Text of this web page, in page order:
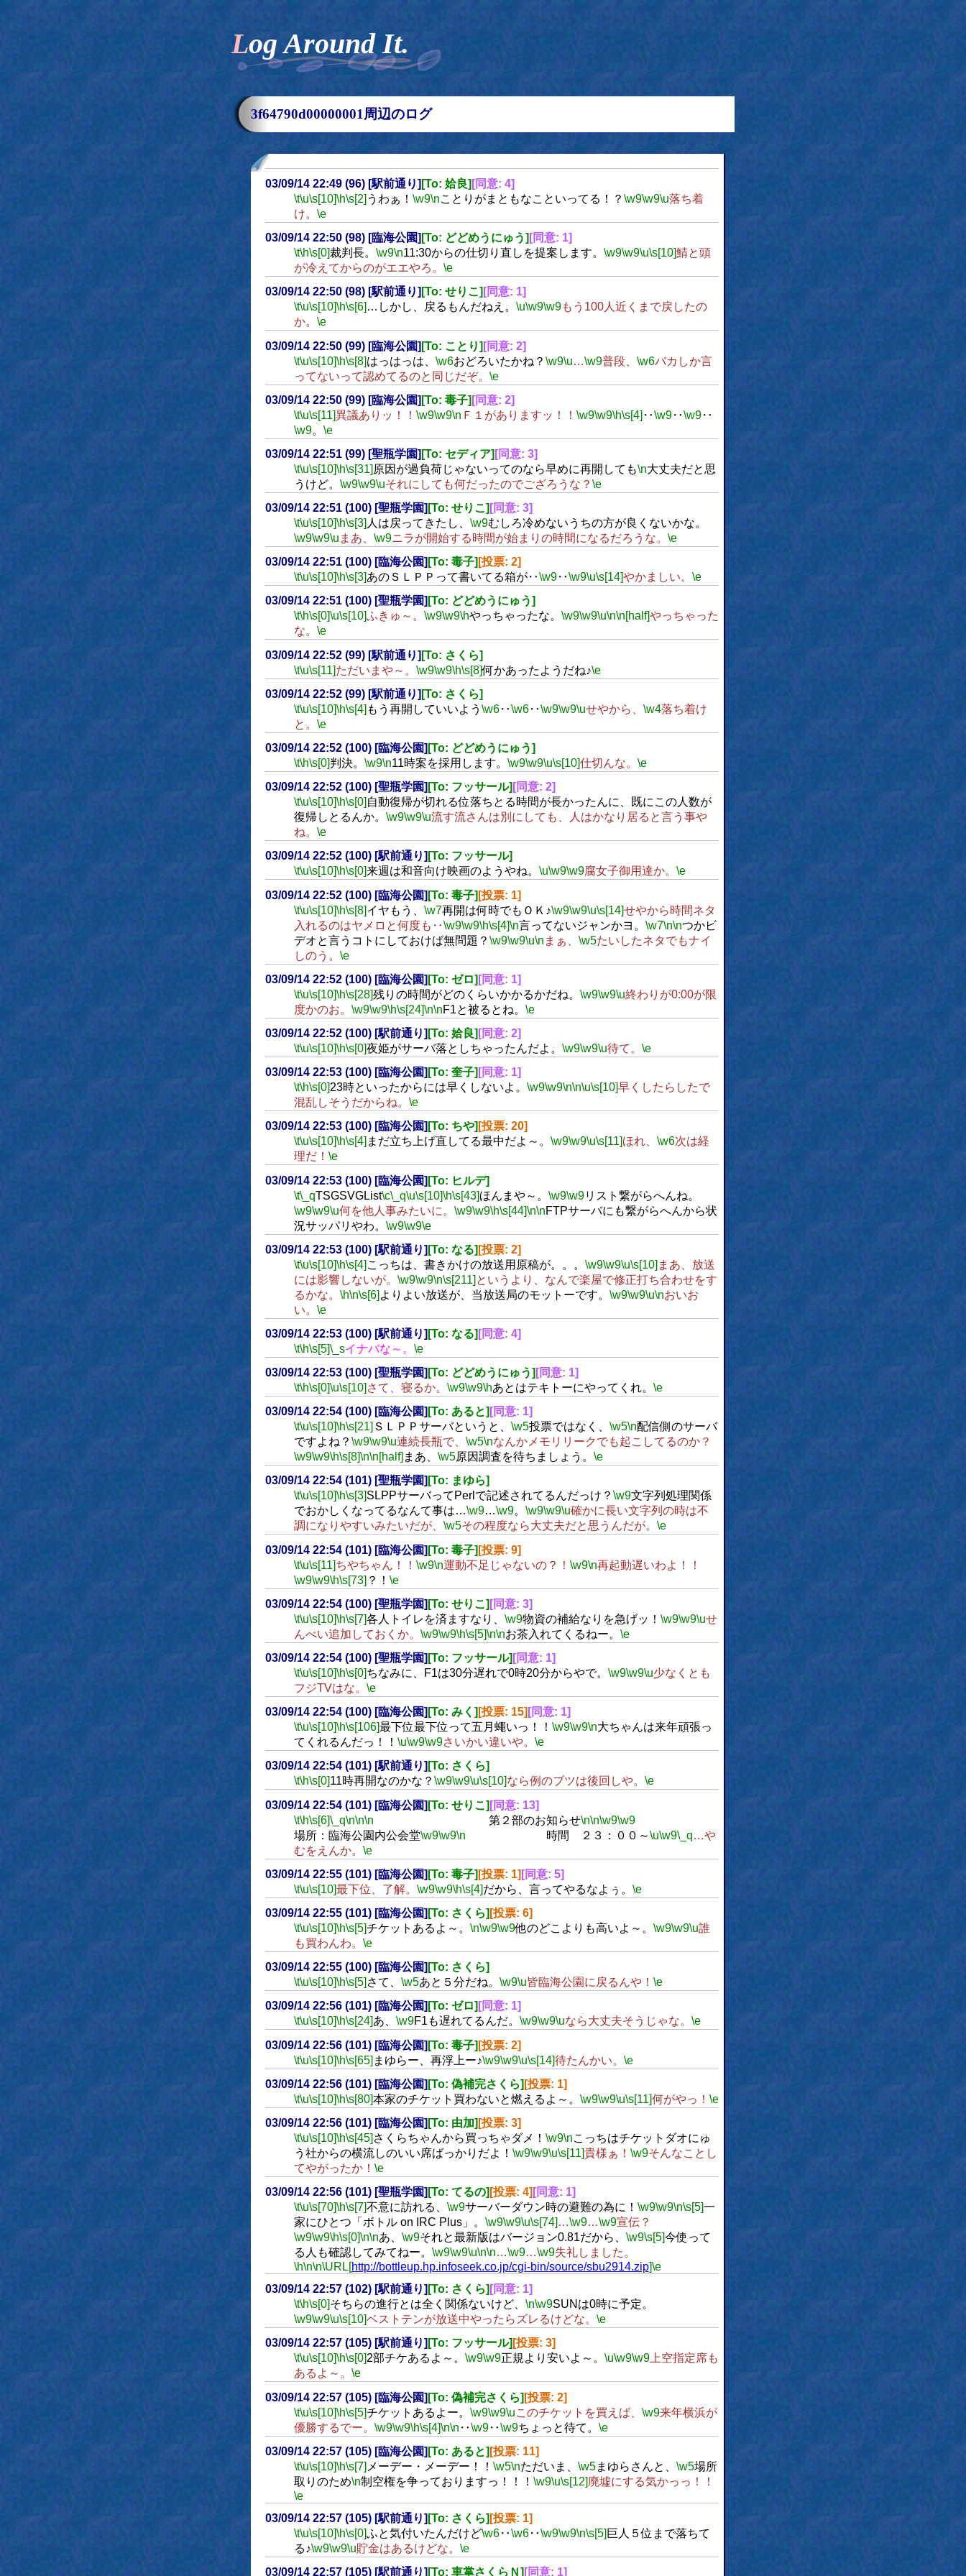
Log Around It.
3f64790d00000001周辺のログ
03/09/14 22:49 (96) [駅前通り] [To: 姶良] [同意: 4]
\t\u\s[10]\h\s[2] うわぁ！ \w9\nことりがまともなこといってる！？ \w9\w9\u落ち着
け。 \e
03/09/14 22:50 (98) [臨海公園] [To: どどめうにゅう] [同意: 1]
\t\h\s[0]裁判長。 \w9\n11:30からの仕切り直しを提案します。 \w9\w9\u\s[10]鯖と頭
が冷えてからのがエエやろ。 \e
03/09/14 22:50 (98) [駅前通り] [To: せりこ] [同意: 1]
\t\u\s[10]\h\s[6] …しかし、戻るもんだねえ。 \u\w9\w9もう100人近くまで戻したの
か。 \e
03/09/14 22:50 (99) [臨海公園] [To: ことり] [同意: 2]
\t\u\s[10]\h\s[8]はっはっは、 \w6おどろいたかね？ \w9\u…\w9普段、 \w6バカしか言
ってないって認めてるのと同じだぞ。 \e
03/09/14 22:50 (99) [臨海公園] [To: 毒子] [同意: 2]
\t\u\s[11]異議ありッ！！ \w9\w9\n Ｆ１がありますッ！！ \w9\w9\h\s[4] ‥\w9‥\w9‥
\w9。 \e
03/09/14 22:51 (99) [聖瓶学園] [To: セディア] [同意: 3]
\t\u\s[10]\h\s[31] 原因が過負荷じゃないってのなら早めに再開しても\n大丈夫だと思
うけど。 \w9\w9\uそれにしても何だったのでござろうな？ \e
03/09/14 22:51 (100) [聖瓶学園] [To: せりこ] [同意: 3]
\t\u\s[10]\h\s[3] 人は戻ってきたし、 \w9むしろ冷めないうちの方が良くないかな。
\w9\w9\u まあ、 \w9ニラが開始する時間が始まりの時間になるだろうな。 \e
03/09/14 22:51 (100) [臨海公園] [To: 毒子] [投票: 2]
\t\u\s[10]\h\s[3]あのＳＬＰＰって書いてる箱が‥\w9‥\w9\u\s[14]やかましい。 \e
03/09/14 22:51 (100) [聖瓶学園] [To: どどめうにゅう]
\t\h\s[0] \u\s[10] ふきゅ～。 \w9\w9\hやっちゃったな。 \w9\w9\u\n\n[half]やっちゃった
な。 \e
03/09/14 22:52 (99) [駅前通り] [To: さくら]
\t\u\s[11]ただいまや～。 \w9\w9\h\s[8]何かあったようだね♪\e
03/09/14 22:52 (99) [駅前通り] [To: さくら]
\t\u\s[10]\h\s[4] もう再開していいよう \w6‥\w6‥\w9\w9\uせやから、 \w4落ち着け
と。 \e
03/09/14 22:52 (100) [臨海公園] [To: どどめうにゅう]
\t\h\s[0]判決。 \w9\n11時案を採用します。 \w9\w9\u\s[10]仕切んな。 \e
03/09/14 22:52 (100) [聖瓶学園] [To: フッサール] [同意: 2]
\t\u\s[10]\h\s[0] 自動復帰が切れる位落ちとる時間が長かったんに、既にこの人数が
復帰しとるんか。 \w9\w9\u流す流さんは別にしても、人はかなり居ると言う事や
ね。 \e
03/09/14 22:52 (100) [駅前通り] [To: フッサール]
\t\u\s[10]\h\s[0]来週は和音向け映画のようやね。 \u\w9\w9腐女子御用達か。 \e
03/09/14 22:52 (100) [臨海公園] [To: 毒子] [投票: 1]
\t\u\s[10]\h\s[8]イヤもう、 \w7再開は何時でもＯＫ♪\w9\w9\u\s[14]せやから時間ネタ
入れるのはヤメロと何度も‥\w9\w9\h\s[4]\n言ってないジャンかヨ。 \w7\n\nつかビ
デオと言うコトにしておけば無問題？ \w9\w9\u\n まぁ、 \w5たいしたネタでもナイ
しのう。 \e
03/09/14 22:52 (100) [臨海公園] [To: ゼロ] [同意: 1]
\t\u\s[10]\h\s[28]残りの時間がどのくらいかかるかだね。 \w9\w9\u終わりが0:00が限
度かのお。 \w9\w9\h\s[24]\n\nF1と被るとね。 \e
03/09/14 22:52 (100) [駅前通り] [To: 姶良] [同意: 2]
\t\u\s[10]\h\s[0]夜姫がサーバ落としちゃったんだよ。 \w9\w9\u待て。 \e
03/09/14 22:53 (100) [臨海公園] [To: 奎子] [同意: 1]
\t\h\s[0]23時といったからには早くしないよ。 \w9\w9\n\n\u\s[10]早くしたらしたで
混乱しそうだからね。 \e
03/09/14 22:53 (100) [臨海公園] [To: ちや] [投票: 20]
\t\u\s[10]\h\s[4] まだ立ち上げ直してる最中だよ～。 \w9\w9\u\s[11]ほれ、 \w6次は経
理だ！ \e
03/09/14 22:53 (100) [臨海公園] [To: ヒルデ]
\t\_qTSGSVGList\c\_q\u\s[10]\h\s[43]ほんまや～。 \w9\w9リスト繋がらへんね。
\w9\w9\u何を他人事みたいに。 \w9\w9\h\s[44]\n\nFTPサーバにも繋がらへんから状
況サッパリやわ。 \w9\w9\e
03/09/14 22:53 (100) [駅前通り] [To: なる] [投票: 2]
\t\u\s[10]\h\s[4] こっちは、書きかけの放送用原稿が。。。 \w9\w9\u\s[10] まあ、放送
には影響しないが。 \w9\w9\n\s[211] というより、なんで楽屋で修正打ち合わせをす
るかな。 \h\n\s[6] よりよい放送が、当放送局のモットーです。 \w9\w9\u\nおいお
い。 \e
03/09/14 22:53 (100) [駅前通り] [To: なる] [同意: 4]
\t\h\s[5]\_sイナバな～。 \e
03/09/14 22:53 (100) [聖瓶学園] [To: どどめうにゅう] [同意: 1]
\t\h\s[0]\u\s[10] さて、寝るか。 \w9\w9\hあとはテキトーにやってくれ。 \e
03/09/14 22:54 (100) [臨海公園] [To: あると] [同意: 1]
\t\u\s[10]\h\s[21] ＳＬＰＰサーバというと、 \w5投票ではなく、 \w5\n配信側のサーバ
ですよね？ \w9\w9\u連続長瓶で、 \w5\nなんかメモリリークでも起こしてるのか？
\w9\w9\h\s[8]\n\n[half] まあ、 \w5原因調査を待ちましょう。 \e
03/09/14 22:54 (101) [聖瓶学園] [To: まゆら]
\t\u\s[10] \h\s[3] SLPPサーバってPerlで記述されてるんだっけ？ \w9文字列処理関係
でおかしくなってるなんて事は…\w9…\w9。 \w9\w9\u確かに長い文字列の時は不
調になりやすいみたいだが、 \w5その程度なら大丈夫だと思うんだが。 \e
03/09/14 22:54 (101) [臨海公園] [To: 毒子] [投票: 9]
\t\u\s[11]ちやちゃん！！ \w9\n運動不足じゃないの？！ \w9\n再起動遅いわよ！！
\w9\w9\h\s[73] ？！ \e
03/09/14 22:54 (100) [聖瓶学園] [To: せりこ] [同意: 3]
\t\u\s[10]\h\s[7]各人トイレを済ますなり、 \w9物資の補給なりを急げッ！ \w9\w9\uせ
んべい追加しておくか。 \w9\w9\h\s[5]\n\nお茶入れてくるねー。 \e
03/09/14 22:54 (100) [聖瓶学園] [To: フッサール] [同意: 1]
\t\u\s[10]\h\s[0]ちなみに、F1は30分遅れで0時20分からやで。 \w9\w9\u少なくとも
フジTVはな。 \e
03/09/14 22:54 (100) [臨海公園] [To: みく] [投票: 15] [同意: 1]
\t\u\s[10]\h\s[106]最下位最下位って五月蠅いっ！！ \w9\w9\n大ちゃんは来年頑張っ
てくれるんだっ！！ \u\w9\w9さいかい違いや。 \e
03/09/14 22:54 (101) [駅前通り] [To: さくら]
\t\h\s[0]11時再開なのかな？ \w9\w9\u\s[10]なら例のブツは後回しや。 \e
03/09/14 22:54 (101) [臨海公園] [To: せりこ] [同意: 13]
\t\h\s[6]\_q\n\n\n 第２部のお知らせ\n\n\w9\w9
場所：臨海公園内公会堂\w9\w9\n 時間 ２３：００～\u\w9\_q…や
むをえんか。 \e
03/09/14 22:55 (101) [臨海公園] [To: 毒子] [投票: 1] [同意: 5]
\t\u\s[10]最下位、了解。 \w9\w9\h\s[4]だから、言ってやるなよぅ。 \e
03/09/14 22:55 (101) [臨海公園] [To: さくら] [投票: 6]
\t\u\s[10]\h\s[5]チケットあるよ～。 \n\w9\w9他のどこよりも高いよ～。 \w9\w9\u誰
も買わんわ。 \e
03/09/14 22:55 (100) [臨海公園] [To: さくら]
\t\u\s[10]\h\s[5] さて、 \w5あと５分だね。 \w9\u皆臨海公園に戻るんや！ \e
03/09/14 22:56 (101) [臨海公園] [To: ゼロ] [同意: 1]
\t\u\s[10]\h\s[24]あ、 \w9F1も遅れてるんだ。 \w9\w9\uなら大丈夫そうじゃな。 \e
03/09/14 22:56 (101) [臨海公園] [To: 毒子] [投票: 2]
\t\u\s[10]\h\s[65] まゆらー、再浮上ー♪\w9\w9\u\s[14]待たんかい。 \e
03/09/14 22:56 (101) [臨海公園] [To: 偽補完さくら] [投票: 1]
\t\u\s[10]\h\s[80]本家のチケット買わないと燃えるよ～。 \w9\w9\u\s[11]何がやっ！ \e
03/09/14 22:56 (101) [臨海公園] [To: 由加] [投票: 3]
\t\u\s[10]\h\s[45] さくらちゃんから買っちゃダメ！ \w9\nこっちはチケットダオにゅ
う社からの横流しのいい席ばっかりだよ！ \w9\w9\u\s[11]貴様ぁ！ \w9そんなことし
てやがったか！ \e
03/09/14 22:56 (101) [聖瓶学園] [To: てるの] [投票: 4] [同意: 1]
\t\u\s[70]\h\s[7]不意に訪れる、 \w9サーバーダウン時の避難の為に！ \w9\w9\n\s[5]一
家にひとつ「ボトル on IRC Plus」。 \w9\w9\u\s[74] …\w9…\w9宣伝？
\w9\w9\h\s[0]\n\nあ、 \w9それと最新版はバージョン0.81だから、 \w9\s[5]今使って
る人も確認してみてねー。 \w9\w9\u\n\n…\w9…\w9失礼しました。
\h\n\n\URL[http://bottleup.hp.infoseek.co.jp/cgi-bin/source/sbu2914.zip]\e
03/09/14 22:57 (102) [駅前通り] [To: さくら] [同意: 1]
\t\h\s[0]そちらの進行とは全く関係ないけど、 \n\w9SUNは0時に予定。
\w9\w9\u\s[10]ベストテンが放送中やったらズレるけどな。 \e
03/09/14 22:57 (105) [駅前通り] [To: フッサール] [投票: 3]
\t\u\s[10] \h\s[0] 2部チケあるよ～。 \w9\w9正規より安いよ～。 \u\w9\w9上空指定席も
あるよ～。 \e
03/09/14 22:57 (105) [臨海公園] [To: 偽補完さくら] [投票: 2]
\t\u\s[10]\h\s[5]チケットあるよー。 \w9\w9\uこのチケットを買えば、 \w9来年横浜が
優勝するでー。 \w9\w9\h\s[4]\n\n ‥\w9‥\w9ちょっと待て。 \e
03/09/14 22:57 (105) [臨海公園] [To: あると] [投票: 11]
\t\u\s[10]\h\s[7] メーデー・メーデー！！ \w5\nただいま、 \w5まゆらさんと、 \w5場所
取りのため\n制空権を争っておりますっ！！！ \w9\u\s[12]廃墟にする気かっっ！！
\e
03/09/14 22:57 (105) [駅前通り] [To: さくら] [投票: 1]
\t\u\s[10]\h\s[0]ふと気付いたんだけど\w6‥\w6‥\w9\w9\n\s[5] 巨人５位まで落ちて
る♪\w9\w9\u貯金はあるけどな。 \e
03/09/14 22:57 (105) [駅前通り] [To: 車掌さくらＮ] [同意: 1]